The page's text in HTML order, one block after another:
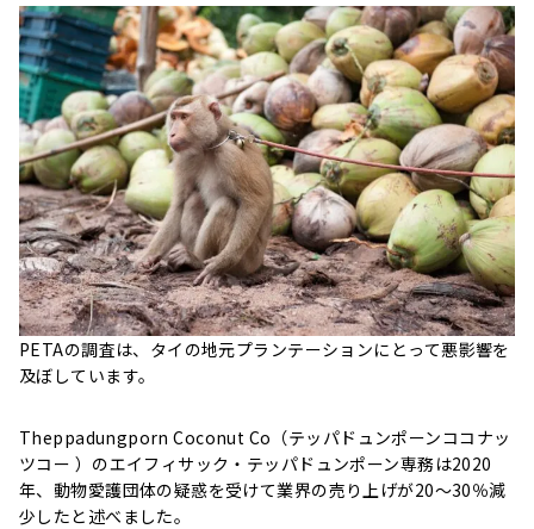
PETAの調査は、タイの地元プランテーションにとって悪影響を
及ぼしています。
Theppadungporn Coconut Co（テッパドュンポーンココナッ
ツコー ）のエイフィサック・テッパドュンポーン専務は2020
年、動物愛護団体の疑惑を受けて業界の売り上げが20～30％減
少したと述べました。